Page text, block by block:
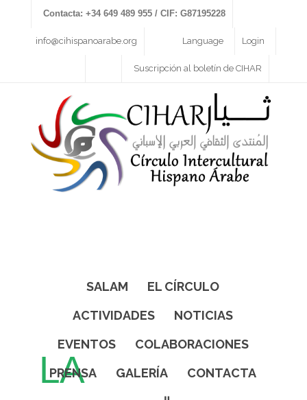
Contacta: +34 649 489 955 / CIF: G87195228
info@cihispanoarabe.org Login
Language
Suscripción al boletín de CIHAR
SALAM
EL CÍRCULO
ACTIVIDADES
NOTICIAS
EVENTOS
COLABORACIONES
PRENSA
GALERÍA
CONTACTA
LA